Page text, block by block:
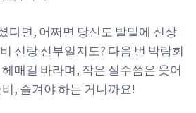
다면, 어쩌면 당신도 발밑에 신상
신랑·신부일지도? 다음 번 박람회
매길 바라며, 작은 실수쯤은 웃어
, 즐겨야 하는 거니까요!